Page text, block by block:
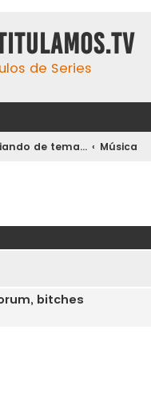
de Series
de tema... Música
bitches